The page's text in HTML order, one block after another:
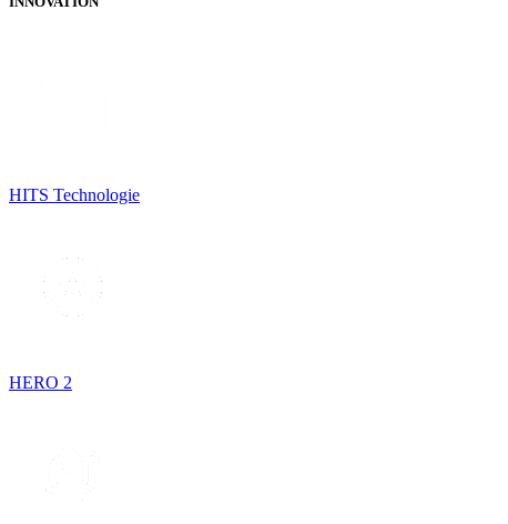
HITS Technologie
HERO 2